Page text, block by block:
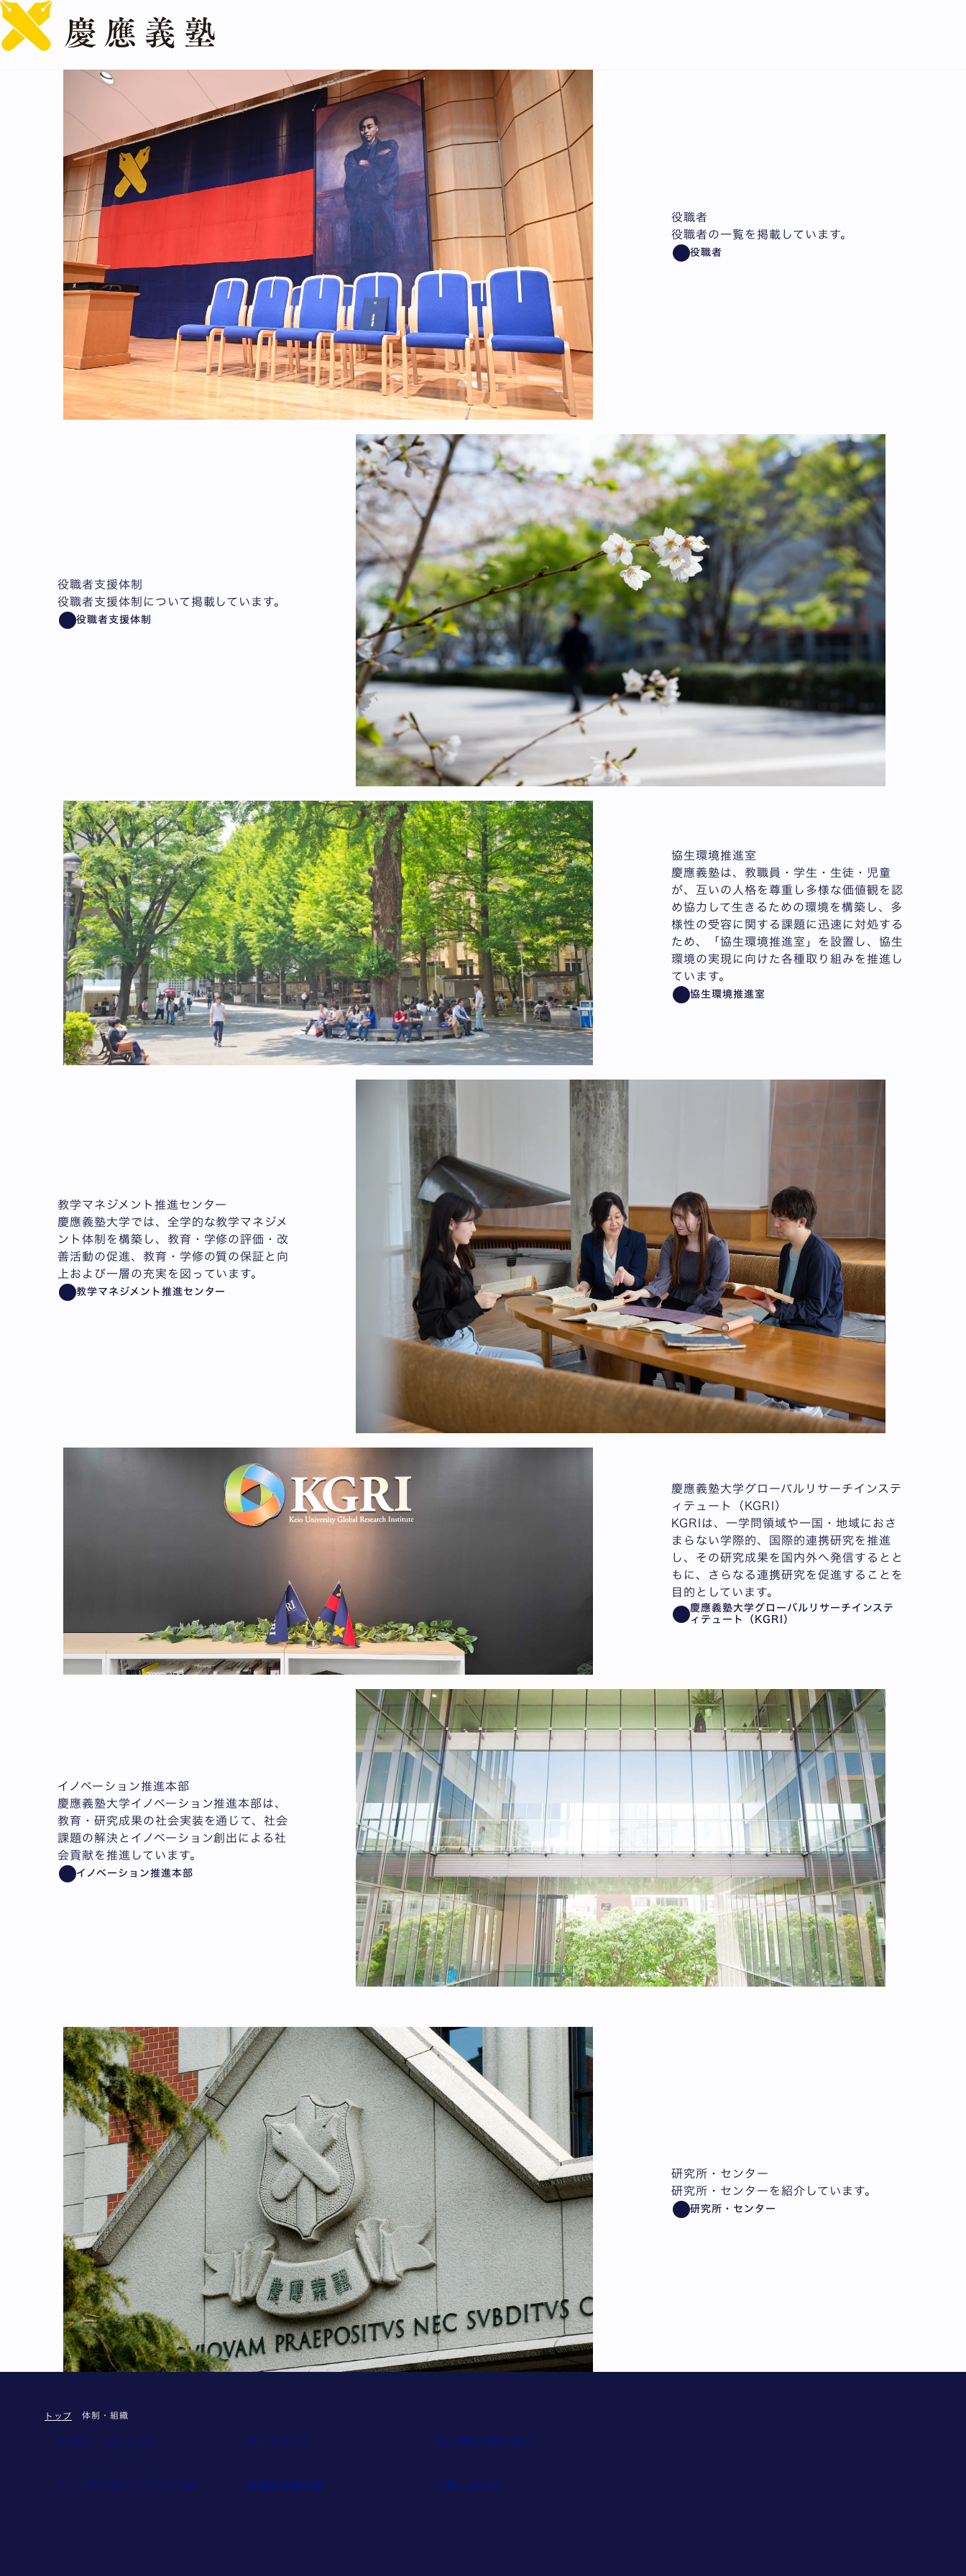
体制・組織
役職者
役職者の一覧を掲載しています。
役職者
役職者支援体制
役職者支援体制について掲載しています。
役職者支援体制
協生環境推進室
慶應義塾は、教職員・学生・生徒・児童
が、互いの人格を尊重し多様な価値観を認
め協力して生きるための環境を構築し、多
様性の受容に関する課題に迅速に対処する
ため、「協生環境推進室」を設置し、協生
環境の実現に向けた各種取り組みを推進し
ています。
協生環境推進室
教学マネジメント推進センター
慶應義塾大学では、全学的な教学マネジメ
ント体制を構築し、教育・学修の評価・改
善活動の促進、教育・学修の質の保証と向
上および一層の充実を図っています。
教学マネジメント推進センター
慶應義塾大学グローバルリサーチインステ
ィテュート（KGRI）
KGRIは、一学問領域や一国・地域におさ
まらない学際的、国際的連携研究を推進
し、その研究成果を国内外へ発信するとと
もに、さらなる連携研究を促進することを
目的としています。
慶應義塾大学グローバルリサーチインステ
ィテュート（KGRI）
イノベーション推進本部
慶應義塾大学イノベーション推進本部は、
教育・研究成果の社会実装を通じて、社会
課題の解決とイノベーション創出による社
会貢献を推進しています。
イノベーション推進本部
研究所・センター
研究所・センターを紹介しています。
研究所・センター
トップ 体制・組織
このサイトについて サイトマップ 個人情報の取り扱い
ウェブアクセシビリティ方針 教職員採用情報 お問い合わせ